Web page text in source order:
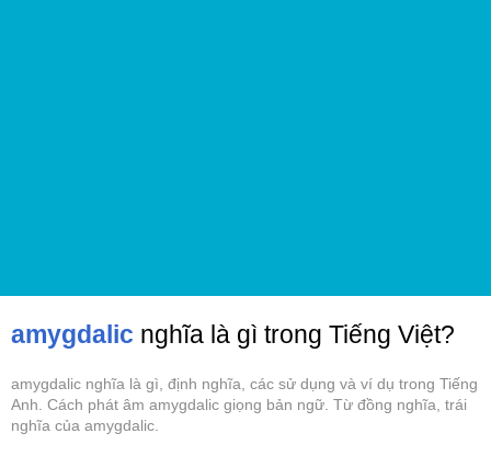
amygdalic nghĩa là gì trong Tiếng Việt?
amygdalic nghĩa là gì, định nghĩa, các sử dụng và ví dụ trong Tiếng
Anh. Cách phát âm amygdalic giọng bản ngữ. Từ đồng nghĩa, trái
nghĩa của amygdalic.